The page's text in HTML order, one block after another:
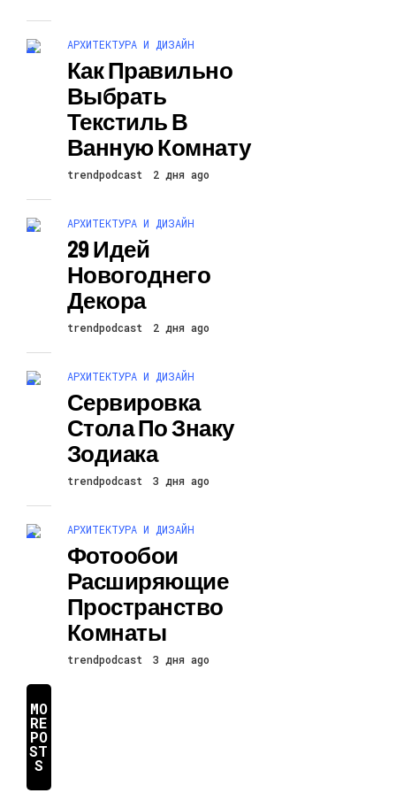
АРХИТЕКТУРА И ДИЗАЙН
Как Правильно
Выбрать
Текстиль В
Ванную Комнату
trendpodcast 2 дня ago
АРХИТЕКТУРА И ДИЗАЙН
29 Идей
Новогоднего
Декора
trendpodcast 2 дня ago
АРХИТЕКТУРА И ДИЗАЙН
Сервировка
Стола По Знаку
Зодиака
trendpodcast 3 дня ago
АРХИТЕКТУРА И ДИЗАЙН
Фотообои
Расширяющие
Пространство
Комнаты
trendpodcast 3 дня ago
MO
RE
PO
ST
S